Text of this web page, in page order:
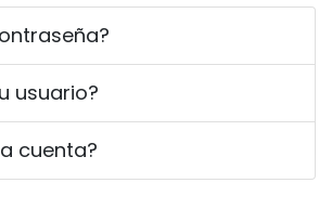
usuario?
cuenta?